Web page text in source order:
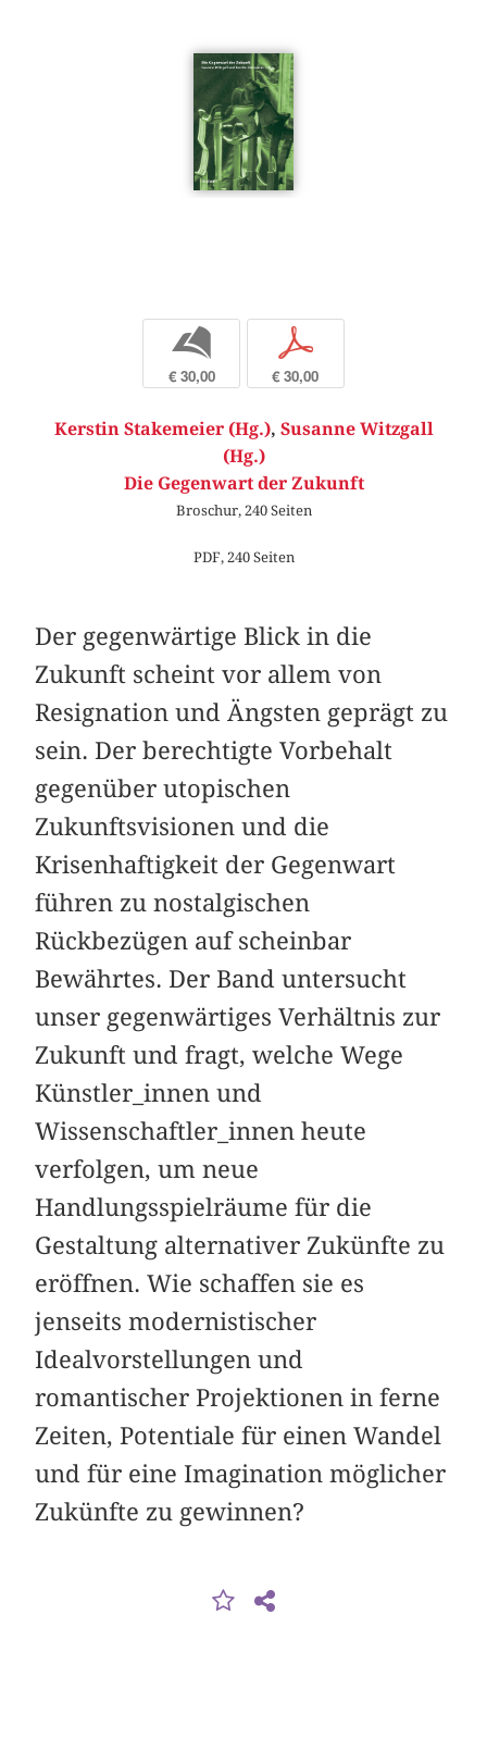
b
€ 30,00
p
€ 30,00
Kerstin Stakemeier (Hg.), Susanne Witzgall
(Hg.)
Die Gegenwart der Zukunft
Broschur, 240 Seiten
PDF, 240 Seiten
Der gegenwärtige Blick in die
Zukunft scheint vor allem von
Resignation und Ängsten geprägt zu
sein. Der berechtigte Vorbehalt
gegenüber utopischen
Zukunftsvisionen und die
Krisenhaftigkeit der Gegenwart
führen zu nostalgischen
Rückbezügen auf scheinbar
Bewährtes. Der Band untersucht
unser gegenwärtiges Verhältnis zur
Zukunft und fragt, welche Wege
Künstler_innen und
Wissenschaftler_innen heute
verfolgen, um neue
Handlungsspielräume für die
Gestaltung alternativer Zukünfte zu
eröffnen. Wie schaffen sie es
jenseits modernistischer
Idealvorstellungen und
romantischer Projektionen in ferne
Zeiten, Potentiale für einen Wandel
und für eine Imagination möglicher
Zukünfte zu gewinnen?